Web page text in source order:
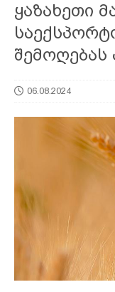
ყაზახეთი
შემოღებას
06.08.2024